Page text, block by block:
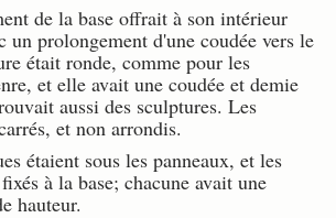
de la base offrait à son intérieur
un prolongement d'une coudée vers le
était ronde, comme pour les
et elle avait une coudée et demie
aussi des sculptures. Les
et non arrondis.
étaient sous les panneaux, et les
à la base; chacune avait une
hauteur.